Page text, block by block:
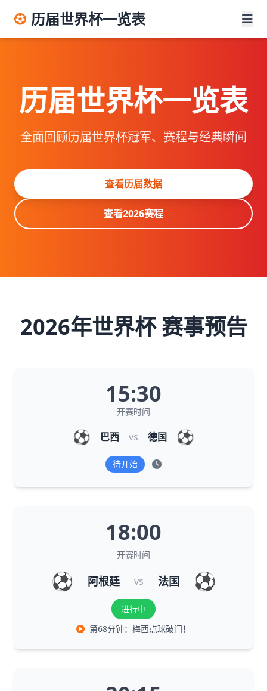
历届世界杯一览表
历届世界杯一览表
全面回顾历届世界杯冠军、赛程与经典瞬间
查看历届数据
查看2026赛程
2026年世界杯 赛事预告
15:30
开赛时间
⚽ 巴西 vs 德国 ⚽
待开始
18:00
开赛时间
⚽ 阿根廷 vs 法国 ⚽
进行中
第68分钟：梅西点球破门！